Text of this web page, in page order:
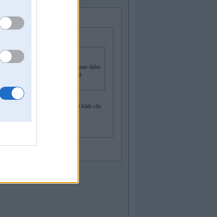
aļika bear force variants, bet putas tādas
dažādi, mainiju arī nozzle tajā
salīdzinot ar to. Varbūt tev kaut kāds cits